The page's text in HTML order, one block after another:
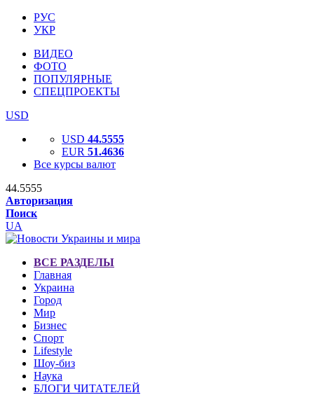
РУС
УКР
ВИДЕО
ФОТО
ПОПУЛЯРНЫЕ
СПЕЦПРОЕКТЫ
USD
USD 44.5555
EUR 51.4636
Все курсы валют
44.5555
Авторизация
Поиск
UA
ВСЕ РАЗДЕЛЫ
Главная
Украина
Город
Мир
Бизнес
Спорт
Lifestyle
Шоу-биз
Наука
БЛОГИ ЧИТАТЕЛЕЙ